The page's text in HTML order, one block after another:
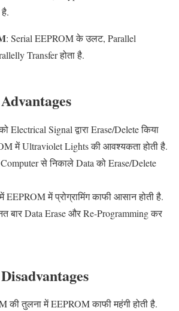
: Serial EEPROM के उलट, Parallel
Transfer होता है.
Advantages
Electrical Signal द्वारा Erase/Delete किया
में Ultraviolet Lights की आवश्यकता होती है.
से निकाले Data को Erase/Delete
में प्रोग्रामिंग काफी आसान होती है.
बार Data Erase और Re-Programming कर
Disadvantages
की तुलना में EEPROM काफी महंगी होती है.